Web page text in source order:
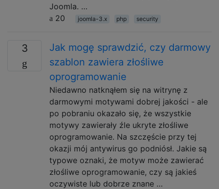
Joomla. …
20
joomla-3.x php security
3
Jak mogę sprawdzić, czy darmowy
szablon zawiera złośliwe
oprogramowanie
Niedawno natknąłem się na witrynę z
darmowymi motywami dobrej jakości - ale
po pobraniu okazało się, że wszystkie
motywy zawierały źle ukryte złośliwe
oprogramowanie. Na szczęście przy tej
okazji mój antywirus go podniósł. Jakie są
typowe oznaki, że motyw może zawierać
złośliwe oprogramowanie, czy są jakieś
oczywiste lub dobrze znane …